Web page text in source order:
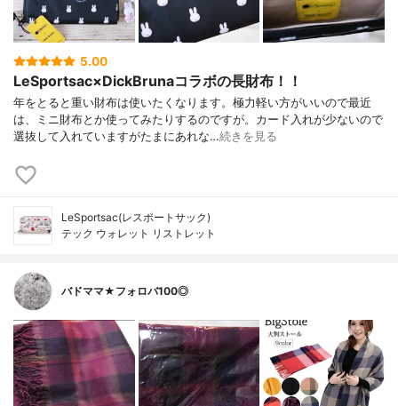
5.00
LeSportsac×DickBrunaコラボの長財布！！
年をとると重い財布は使いたくなります。極力軽い方がいいので最近
は、ミニ財布とか使ってみたりするのですが。カード入れが少ないので
選抜して入れていますがたまにあれな…続きを見る
LeSportsac(レスポートサック)
テック ウォレット リストレット
バドママ★フォロバ100◎